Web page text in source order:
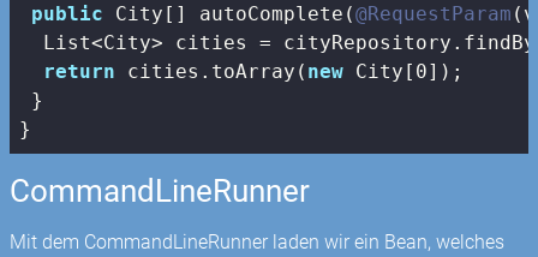
public City[] autoComplete(@RequestParam
List<City> cities =
return cities.toArray( new City[ 0]);
}
}
CommandLineRunner
Mit dem CommandLineRunner laden wir ein Bean, welches